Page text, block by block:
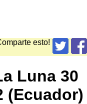
esto!
Luna 30
(Ecuador)